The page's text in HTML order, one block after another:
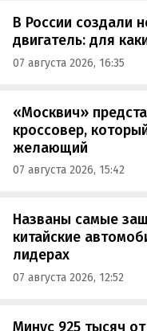
В России создали
двигатель: для
07 августа 2026, 16:35
«Москвич»
кроссовер,
желающий
07 августа 2026, 15:42
Названы самые
китайские
лидерах
07 августа 2026, 12:52
Минус 925 тысяч